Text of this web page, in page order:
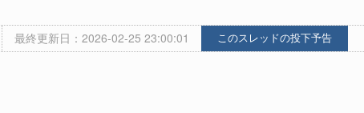
最終更新日：2026-02-25 23:00:01 このスレッドの投下予告